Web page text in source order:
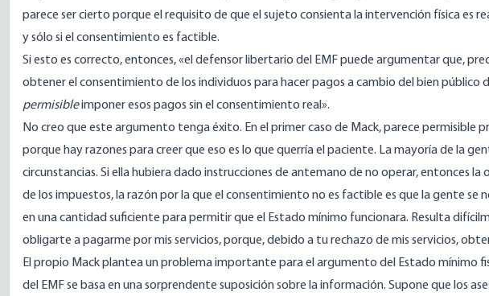
parece ser cierto porque el requisito de que el sujeto consienta la intervención física es
y sólo si el consentimiento es factible.
Si esto es correcto, entonces, «el defensor libertario del EMF puede argumentar que,
obtener el consentimiento de los individuos para hacer pagos a cambio del bien público
permisibleimponer esos pagos sin el consentimiento real».
No creo que este argumento tenga éxito. En el primer caso de Mack, parece permisible
porque hay razones para creer que eso es lo que querría el paciente. La mayoría de la
circunstancias. Si ella hubiera dado instrucciones de antemano de no operar, entonces la
de los impuestos, la razón por la que el consentimiento no es factible es que la gente
en una cantidad suficiente para permitir que el Estado mínimo funcionara. Resulta
obligarte a pagarme por mis servicios, porque, debido a tu rechazo de mis servicios,
El propio Mack plantea un problema importante para el argumento del Estado mínimo
del EMF se basa en una sorprendente suposición sobre la información. Supone que los